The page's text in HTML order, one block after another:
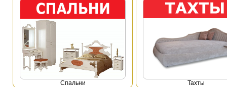
Спальни Тахты